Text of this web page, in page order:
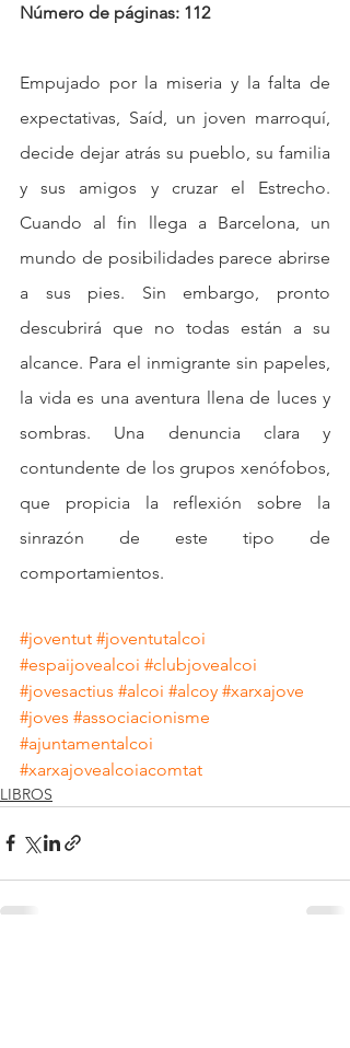
Número de páginas: 112
Empujado por la miseria y la falta de
expectativas, Saíd, un joven marroquí,
decide dejar atrás su pueblo, su familia
y sus amigos y cruzar el Estrecho.
Cuando al fin llega a Barcelona, un
mundo de posibilidades parece abrirse
a sus pies. Sin embargo, pronto
descubrirá que no todas están a su
alcance. Para el inmigrante sin papeles,
la vida es una aventura llena de luces y
sombras. Una denuncia clara y
contundente de los grupos xenófobos,
que propicia la reflexión sobre la
sinrazón de este tipo de
comportamientos.
#joventut #joventutalcoi
#espaijovealcoi #clubjovealcoi
#jovesactius #alcoi #alcoy #xarxajove
#joves #associacionisme
#ajuntamentalcoi
#xarxajovealcoiacomtat
LIBROS